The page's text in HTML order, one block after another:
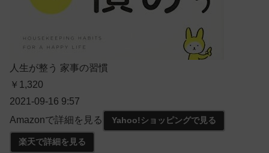
人生が整う 家事の習慣
￥1,320
2021-09-16 9:57
Amazonで詳細を見る
Yahoo!ショッピングで見る
楽天で詳細を見る